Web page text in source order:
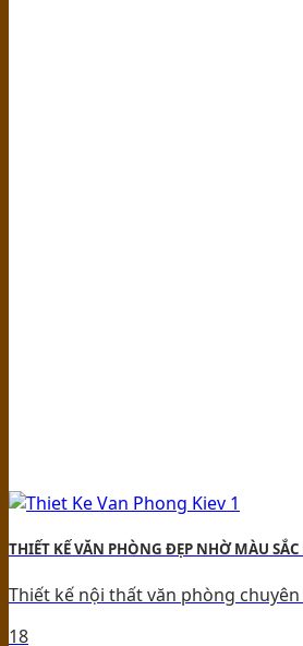
THIẾT KẾ VĂN PHÒNG ĐẸP NHỜ MÀU
Thiết kế nội thất văn phòng
18